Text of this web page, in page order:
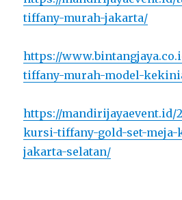
tiffany-murah-jakarta/
https://
tiffany-murah-model-
https://mandirijayaevent.id/
kursi-tiffany-gold-set-
jakarta-selatan/